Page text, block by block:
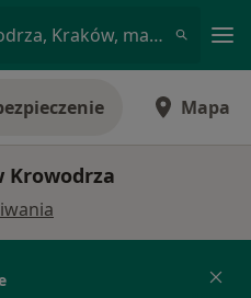
Dermatolog • Krowodrza, Kraków, małopolskie
Mapa
Krowodrza